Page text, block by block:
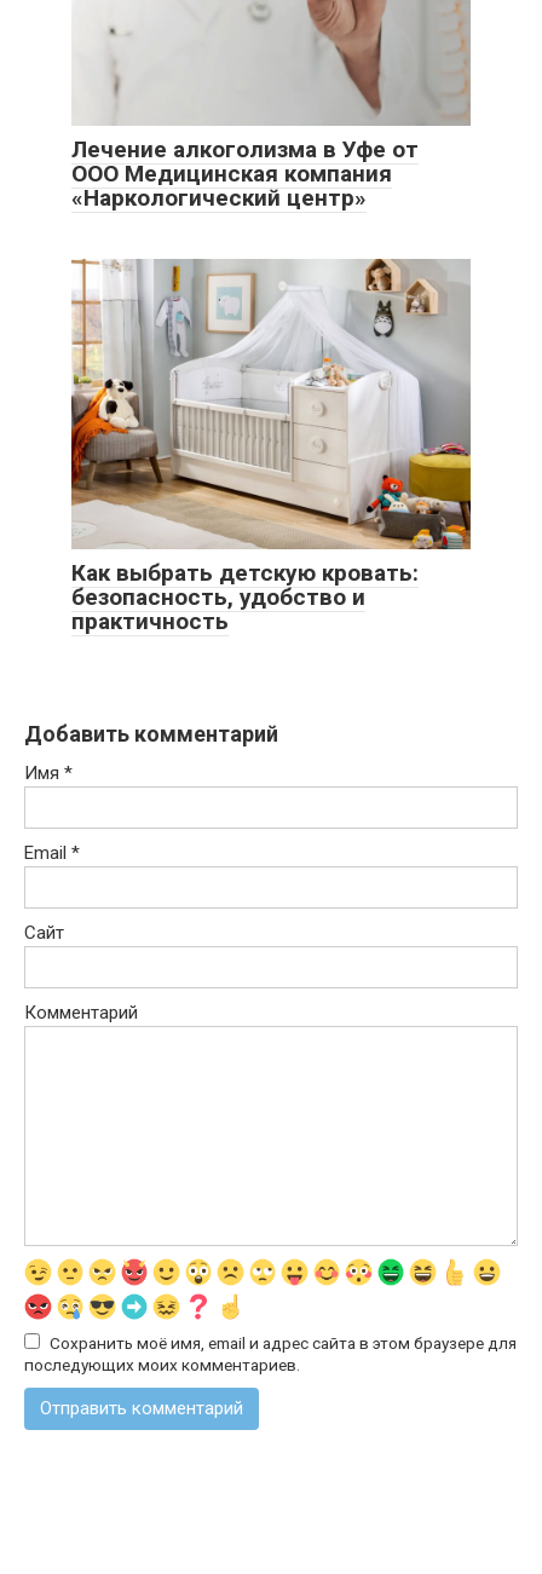
Лечение алкоголизма в Уфе от
ООО Медицинская компания
«Наркологический центр»
Как выбрать детскую кровать:
безопасность, удобство и
практичность
Добавить комментарий
Имя *
Email *
Сайт
Комментарий
Сохранить моё имя, email и адрес сайта в этом браузере для
последующих моих комментариев.